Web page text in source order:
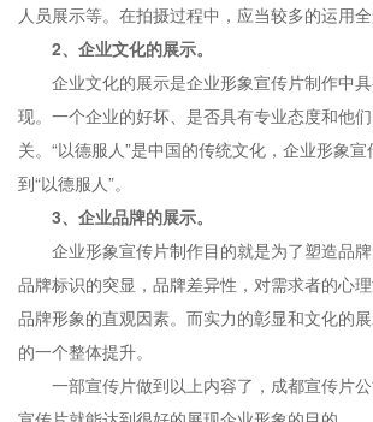
人员展示等。在拍摄过程中，应当较多的运用全
2、企业文化的展示。
企业文化的展示是企业形象宣传片制作中具
现。一个企业的好坏、是否具有专业态度和他
关。“以德服人”是中国的传统文化，企业形象
到“以德服人”。
3、企业品牌的展示。
企业形象宣传片制作目的就是为了塑造品牌
品牌标识的突显，品牌差异性，对需求者的心
品牌形象的直观因素。而实力的彰显和文化的
的一个整体提升。
一部宣传片做到以上内容了，成都宣传片公